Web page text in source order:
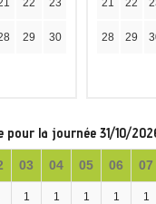
22 23
29 30
21 22
28 29
pour la journée 31/10/
03 04 05 06 07
1 1 1 1 1